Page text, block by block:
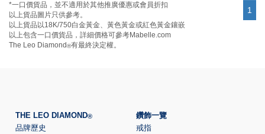
1
*一口價貨品，並不適用於其他推廣優惠或會員折扣
以上貨品圖片只供參考。
以上貨品以18K/750白金黃金、黃色黃金或紅色黃金鑲嵌
以上包含一口價貨品，詳細價格可參考Mabelle.com
The Leo Diamond®有最終決定權。
THE LEO DIAMOND®
品牌歷史
鑽飾一覽
戒指